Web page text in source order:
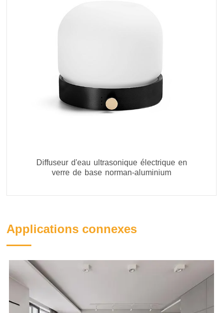
Diffuseur d'eau ultrasonique électrique en
verre de base norman-aluminium
Applications connexes